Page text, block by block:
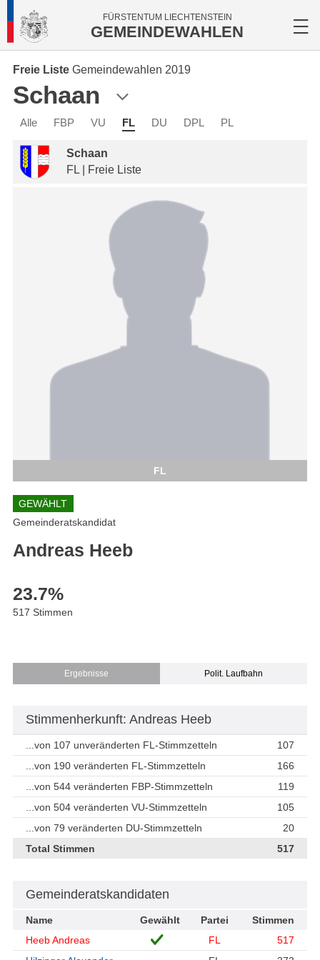
FÜRSTENTUM LIECHTENSTEIN
GEMEINDEWAHLEN
Freie Liste Gemeindewahlen 2019
Schaan
Alle FBP VU FL DU DPL PL
Schaan
FL | Freie Liste
FL
GEWÄHLT
Gemeinderatskandidat
Andreas Heeb
23.7%
517 Stimmen
Ergebnisse Polit. Laufbahn
Stimmenherkunft: Andreas Heeb
...von 107 unveränderten FL-Stimmzetteln
107
...von 190 veränderten FL-Stimmzetteln
166
...von 544 veränderten FBP-Stimmzetteln
119
...von 504 veränderten VU-Stimmzetteln
105
...von 79 veränderten DU-Stimmzetteln
20
Total Stimmen
517
Gemeinderatskandidaten
Name Gewählt Partei
Stimmen
Heeb Andreas
FL
517